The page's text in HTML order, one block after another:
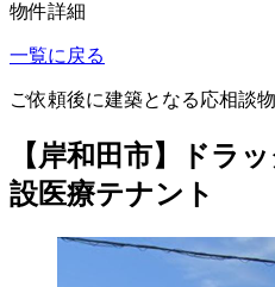
物件詳細
一覧に戻る
ご依頼後に建築となる応相談
【岸和田市】ドラ
設医療テナント